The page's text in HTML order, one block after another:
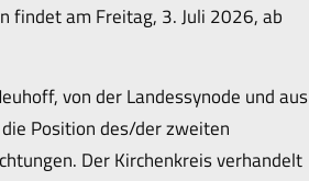
findet am Freitag, 3. Juli 2026, ab
von der Landessynode und aus
Position des/der zweiten
Der Kirchenkreis verhandelt